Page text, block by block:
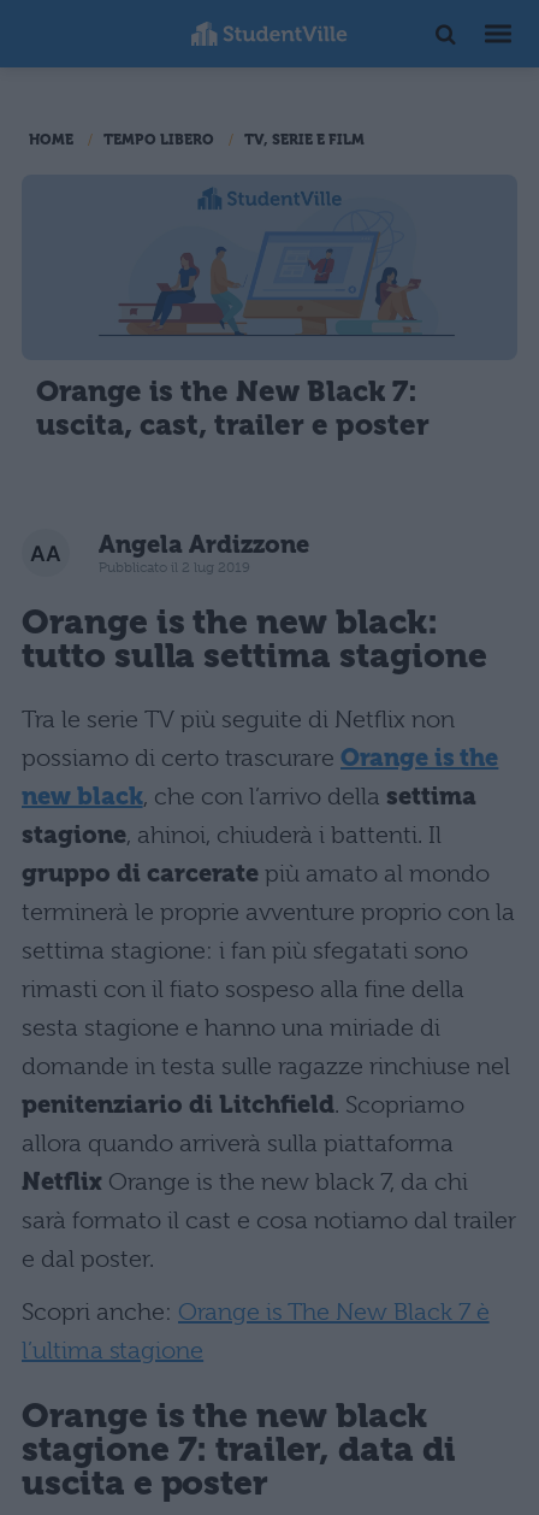
HOME TEMPO LIBERO TV, SERIE E FILM
Orange is the New Black 7:
uscita, cast, trailer e poster
Angela Ardizzone
Pubblicato il 2 lug 2019
Orange is the new black:
tutto sulla settima stagione
Tra le serie TV più seguite di Netflix non
possiamo di certo trascurare Orange is the
new black, che con l’arrivo della settima
stagione, ahinoi, chiuderà i battenti. Il
gruppo di carcerate più amato al mondo
terminerà le proprie avventure proprio con la
settima stagione: i fan più sfegatati sono
rimasti con il fiato sospeso alla fine della
sesta stagione e hanno una miriade di
domande in testa sulle ragazze rinchiuse nel
penitenziario di Litchfield. Scopriamo
allora quando arriverà sulla piattaforma
Netflix Orange is the new black 7, da chi
sarà formato il cast e cosa notiamo dal trailer
e dal poster.
Scopri anche: Orange is The New Black 7 è
l’ultima stagione
Orange is the new black
stagione 7: trailer, data di
uscita e poster